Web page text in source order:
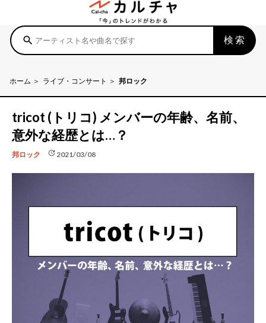
search 検索
ホーム ライブ・コンサート 邦ロック
tricot (トリコ) メンバーの年齢、名前、
意外な経歴とは…？
邦ロック update 2021/03/08